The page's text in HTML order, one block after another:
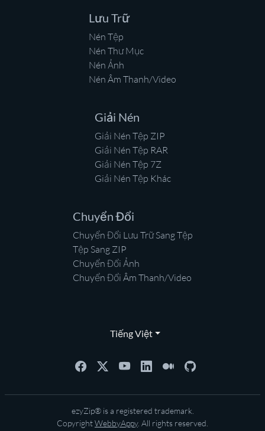
Lưu Trữ
Nén Tệp
Nén Thư Mục
Nén Ảnh
Nén Âm Thanh/Video
Giải Nén
Giải Nén Tệp ZIP
Giải Nén Tệp RAR
Giải Nén Tệp 7Z
Giải Nén Tệp Khác
Chuyển Đổi
Chuyển Đổi Lưu Trữ Sang Tệp
Tệp Sang ZIP
Chuyển Đổi Ảnh
Chuyển Đổi Âm Thanh/Video
Tiếng Việt
ezyZip® is a registered trademark.
CopyrightWebbyAppy. All rights reserved.